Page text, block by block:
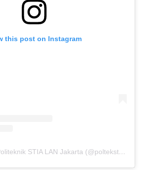
this post on Instagram
A post shared by Politeknik STIA LAN Jakarta (@poltekstialanjkt)